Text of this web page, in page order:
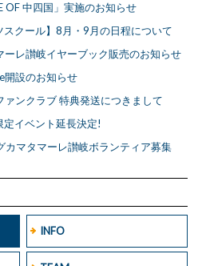
INFO
中四国」実施のお知らせ
スクール】8月・9月の日程について
レ讃岐イヤーブック販売のお知らせ
開設のお知らせ
ンクラブ 特典発送につきまして
イベント延長決定!
マタマーレ讃岐ボランティア募集